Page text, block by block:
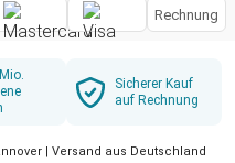
Rechnung
Sicherer Kauf
auf Rechnung
| Versand aus Deutschland